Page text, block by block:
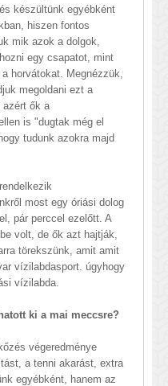
készültünk egyébként
hiszen fontos
mik azok a dolgok,
egy csapatot, mint
horvátokat. Megnézzük,
megoldani ezt a
azért ők a
is "dugtak még el
tudunk azokra majd
most egy óriási dolog
pár perccel ezelőtt. A
volt, de ők azt hajtják,
törekszünk, amit amit
vízilabdasport. úgyhogy
vízilabda.
ki a mai meccsre?
végeredménye
a tenni akarást, extra
egyébként, hanem az